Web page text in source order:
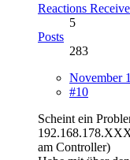
Reactions
5
Posts
283
November
#10
Scheint ein
am Controller)